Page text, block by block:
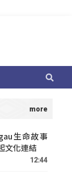
生命故事
文化連結
12:44